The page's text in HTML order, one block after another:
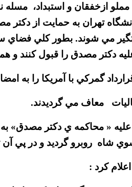
ازخفقان و استبداد، مسله
در روز 16 آذر 1332 دانشجويان
مي شوند. بطور كلي
دكتر مصدق را قبول كنند و
گمركي با آمريكا را به
معاف مي گرديدند.
عليه « محاكمه ي دكتر مصدق»
روبرو گرديد و در پي آن